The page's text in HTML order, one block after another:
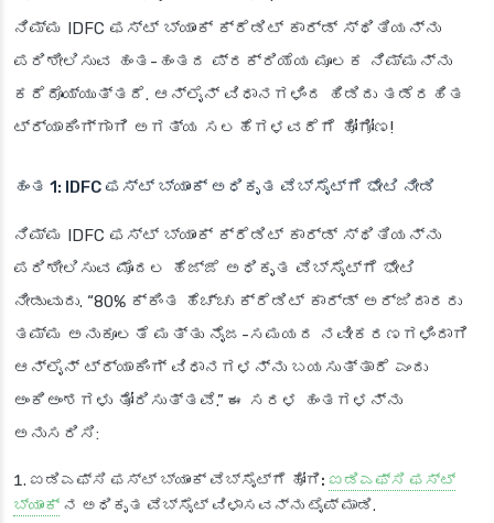
ನಿಮ್ಮ IDFC ಫಸ್ಟ್ ಬ್ಯಾಂಕ್ ಕ್ರೆಡಿಟ್ ಕಾರ್ಡ್ ಸ್ಥಿತಿಯನ್ನು
ಪರಿಶೀಲಿಸುವ ಹಂತ-ಹಂತದ ಪ್ರಕ್ರಿಯೆಯ ಮೂಲಕ ನಿಮ್ಮನ್ನು
ಕರೆದೊಯ್ಯುತ್ತದೆ. ಆನ್‌ಲೈನ್ ವಿಧಾನಗಳಿಂದ ಹಿಡಿದು ತಡೆರಹಿತ
ಟ್ರ್ಯಾಕಿಂಗ್‌ಗಾಗಿ ಅಗತ್ಯ ಸಲಹೆಗಳವರೆಗೆ ಹೋಗೋಣ!
ಹಂತ 1: IDFC ಫಸ್ಟ್ ಬ್ಯಾಂಕ್ ಅಧಿಕೃತ ವೆಬ್‌ಸೈಟ್‌ಗೆ ಭೇಟಿ ನೀಡಿ
ನಿಮ್ಮ IDFC ಫಸ್ಟ್ ಬ್ಯಾಂಕ್ ಕ್ರೆಡಿಟ್ ಕಾರ್ಡ್ ಸ್ಥಿತಿಯನ್ನು
ಪರಿಶೀಲಿಸುವ ಮೊದಲ ಹೆಜ್ಜೆ ಅಧಿಕೃತ ವೆಬ್‌ಸೈಟ್‌ಗೆ ಭೇಟಿ
ನೀಡುವುದು. “80% ಕ್ಕಿಂತ ಹೆಚ್ಚು ಕ್ರೆಡಿಟ್ ಕಾರ್ಡ್ ಅರ್ಜಿದಾರರು
ತಮ್ಮ ಅನುಕೂಲತೆ ಮತ್ತು ನೈಜ-ಸಮಯದ ನವೀಕರಣಗಳಿಂದಾಗಿ
ಆನ್‌ಲೈನ್ ಟ್ರ್ಯಾಕಿಂಗ್ ವಿಧಾನಗಳನ್ನು ಬಯಸುತ್ತಾರೆ ಎಂದು
ಅಂಕಿಅಂಶಗಳು ತೋರಿಸುತ್ತವೆ.” ಈ ಸರಳ ಹಂತಗಳನ್ನು
ಅನುಸರಿಸಿ:
ಐಡಿಎಫ್‌ಸಿ ಫಸ್ಟ್ ಬ್ಯಾಂಕ್ ವೆಬ್‌ಸೈಟ್‌ಗೆ ಹೋಗಿ: ಐಡಿಎಫ್‌ಸಿ ಫಸ್ಟ್
ಬ್ಯಾಂಕ್ ನ ಅಧಿಕೃತ ವೆಬ್‌ಸೈಟ್ ವಿಳಾಸವನ್ನು ಟೈಪ್ ಮಾಡಿ.